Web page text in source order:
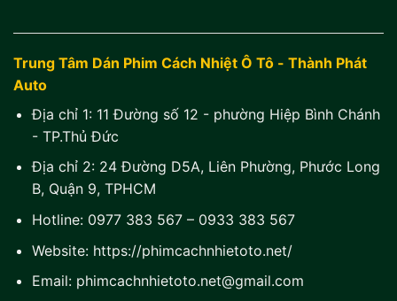
Trung Tâm Dán Phim Cách Nhiệt Ô Tô - Thành Phát
Auto
Địa chỉ 1: 11 Đường số 12 - phường Hiệp Bình Chánh
- TP.Thủ Đức
Địa chỉ 2: 24 Đường D5A, Liên Phường, Phước Long
B, Quận 9, TPHCM
Hotline: 0977 383 567– 0933 383 567
Website: https://phimcachnhietoto.net/
Email: phimcachnhietoto.net@gmail.com